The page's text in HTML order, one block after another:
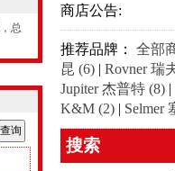
总
商店公告:
推荐品牌： 全部
昆 (6) | Rovner 瑞
Jupiter 杰普特 (8) |
K&M (2) | Selmer
搜索